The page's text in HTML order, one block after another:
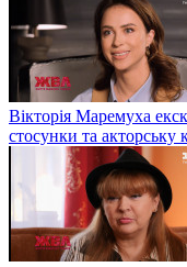
Вікторія Маремуха
стосунки та акторську